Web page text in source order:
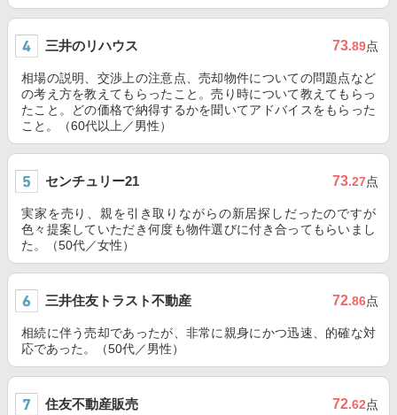
三井のリハウス 73.89点
相場の説明、交渉上の注意点、売却物件についての問題点など
の考え方を教えてもらったこと。売り時について教えてもらっ
たこと。どの価格で納得するかを聞いてアドバイスをもらった
こと。（60代以上／男性）
センチュリー21 73.27点
実家を売り、親を引き取りながらの新居探しだったのですが
色々提案していただき何度も物件選びに付き合ってもらいまし
た。（50代／女性）
三井住友トラスト不動産 72.86点
相続に伴う売却であったが、非常に親身にかつ迅速、的確な対
応であった。（50代／男性）
住友不動産販売 72.62点